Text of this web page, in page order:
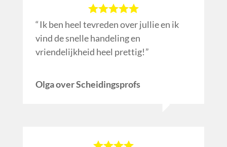
Ik ben heel tevreden over jullie en ik
vind de snelle handeling en
vriendelijkheid heel prettig!
Olga over Scheidingsprofs